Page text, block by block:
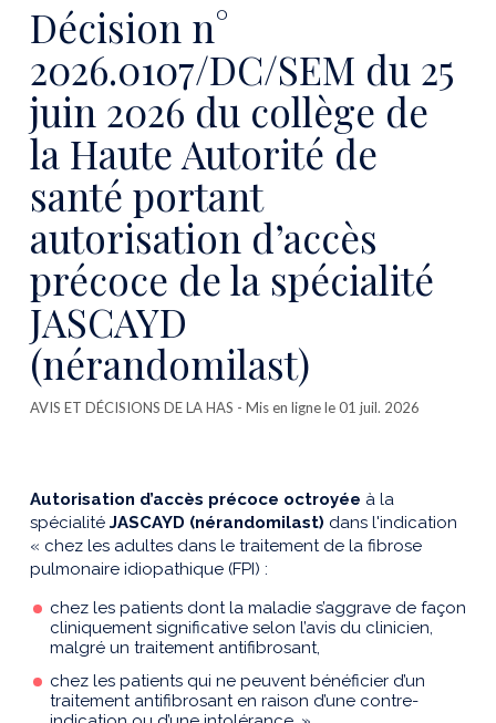
Décision n°
2026.0107/DC/SEM du 25
juin 2026 du collège de
la Haute Autorité de
santé portant
autorisation d’accès
précoce de la spécialité
JASCAYD
(nérandomilast)
AVIS ET DÉCISIONS DE LA HAS - Mis en ligne le 01 juil. 2026
Autorisation d’accès précoce octroyée à la
spécialité JASCAYD (nérandomilast) dans l'indication
« chez les adultes dans le traitement de la fibrose
pulmonaire idiopathique (FPI) :
chez les patients dont la maladie s’aggrave de façon
cliniquement significative selon l’avis du clinicien,
malgré un traitement antifibrosant,
chez les patients qui ne peuvent bénéficier d’un
traitement antifibrosant en raison d’une contre-